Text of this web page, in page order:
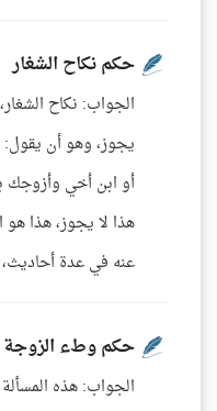
حكم نكاح الشغار
الجواب: نكاح
يجوز، وهو أن
أو ابن أخي وأزوجك
هذا لا يجوز، هذا
عنه في عدة
حكم وطء الزوجة
الجواب: هذه